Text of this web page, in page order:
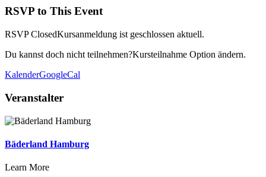
RSVP to This Event
RSVP ClosedKursanmeldung ist geschlossen aktuell.
Du kannst doch nicht teilnehmen?Kursteilnahme Option ändern.
KalenderGoogleCal
Veranstalter
Bäderland Hamburg
Learn More